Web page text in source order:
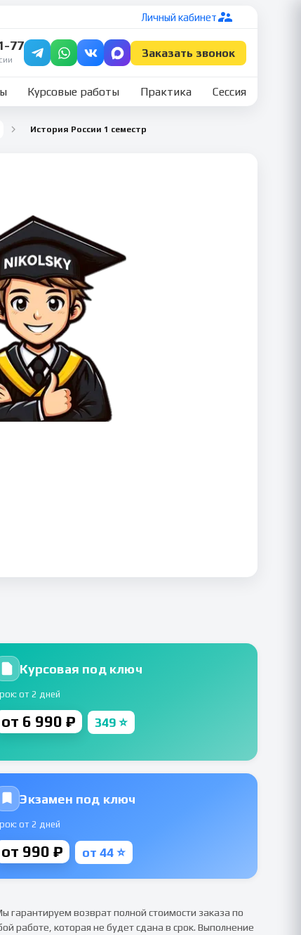
Личный кабинет
77 Заказать звонок
Курсовые работы Практика Сессия
История России 1 семестр
Курсовая под ключ
от 2 дней
от 6 990 ₽ 349 ⭐
Экзамен под ключ
от 2 дней
от 990 ₽ от 44 ⭐
гарантируем возврат полной стоимости заказа по
работе, которая не будет сдана в срок. Выполнение